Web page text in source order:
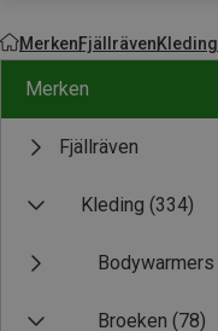
MerkenFjällrävenKleding
Merken
Fjällräven
Kleding (334)
Bodywarmers
Broeken (78)